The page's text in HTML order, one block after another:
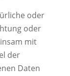
oder
oder
mit
der
Daten